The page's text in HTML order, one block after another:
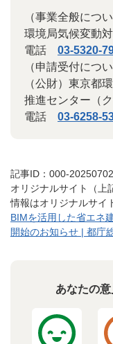
（事業全般につい
環境局気候変動
電話 03-5320-
（申請受付につい
（公財）東京都
推進センター（
電話 03-6258-
記事ID：000-
オリジナルサイト（上
情報はオリジナルサイ
BIMを活用した省エネ
開始のお知らせ | 都庁
あなたの